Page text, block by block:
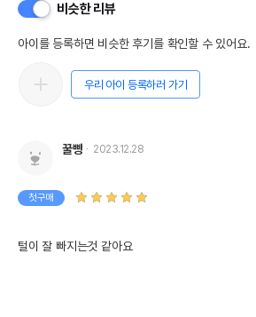
비슷한 리뷰
아이를 등록하면 비슷한 후기를 확인할 수 있어요.
우리 아이 등록하러 가기
꿀빵 2023.12.28
첫구매
털이 잘 빠지는것 같아요